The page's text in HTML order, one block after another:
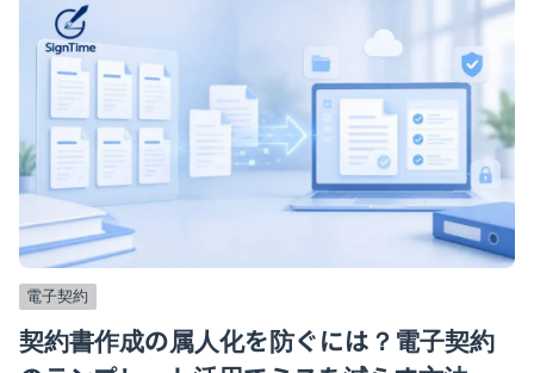
電子契約
契約書作成の属人化を防ぐには？電子契約